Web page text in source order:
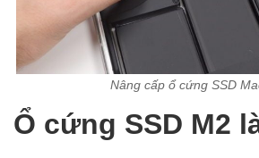
Nâng cấp ổ cứng SSD
Ổ cứng SSD M2